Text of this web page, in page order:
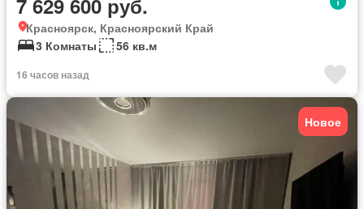
Красноярск, Красноярский Край
3 Комнаты
56 кв.м
16 часов назад
Новое